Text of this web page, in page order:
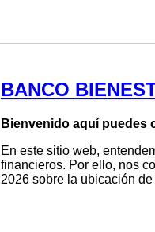
BANCO
Bienvenido aquí puedes
En este sitio web,
financieros. Por ello, nos
2026 sobre la ubicación